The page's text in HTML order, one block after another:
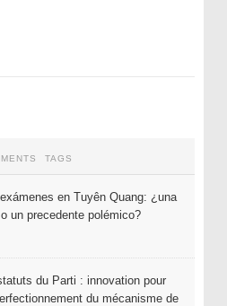
TAGS
en Tuyên Quang: ¿una
un precedente polémico?
du Parti : innovation pour
du mécanisme de